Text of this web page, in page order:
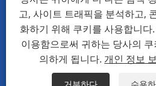
저작권 © 2022 칭다오 마오퉁 전력 설비 유
조물, 철관 탑 - 판권 소유.
Sitemap RSS XML
고, 사이트 트래픽을 분석하고,
화하기 위해 쿠키를 사용합니다
이용함으로써 귀하는 당사의
의하게 됩니다. 개인 정보